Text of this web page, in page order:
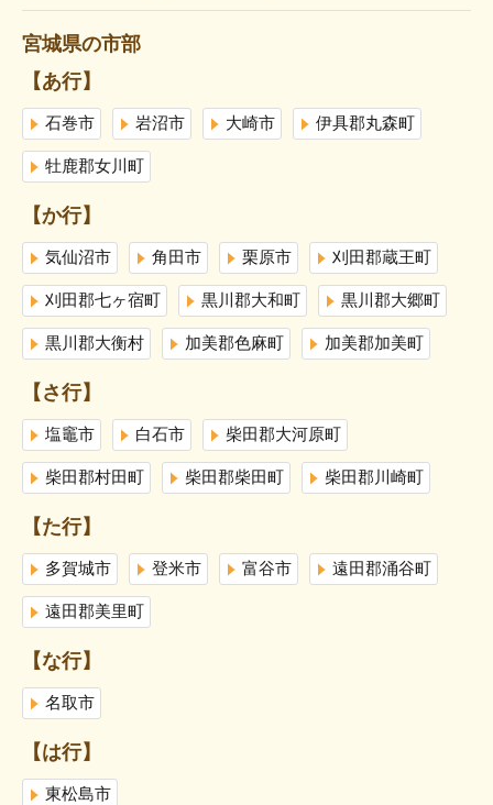
宮城県の市部
【あ行】
石巻市 岩沼市 大崎市 伊具郡丸森町
牡鹿郡女川町
【か行】
気仙沼市 角田市 栗原市 刈田郡蔵王町
刈田郡七ヶ宿町 黒川郡大和町 黒川郡大郷町
黒川郡大衡村 加美郡色麻町 加美郡加美町
【さ行】
塩竈市 白石市 柴田郡大河原町
柴田郡村田町 柴田郡柴田町 柴田郡川崎町
【た行】
多賀城市 登米市 富谷市 遠田郡涌谷町
遠田郡美里町
【な行】
名取市
【は行】
東松島市